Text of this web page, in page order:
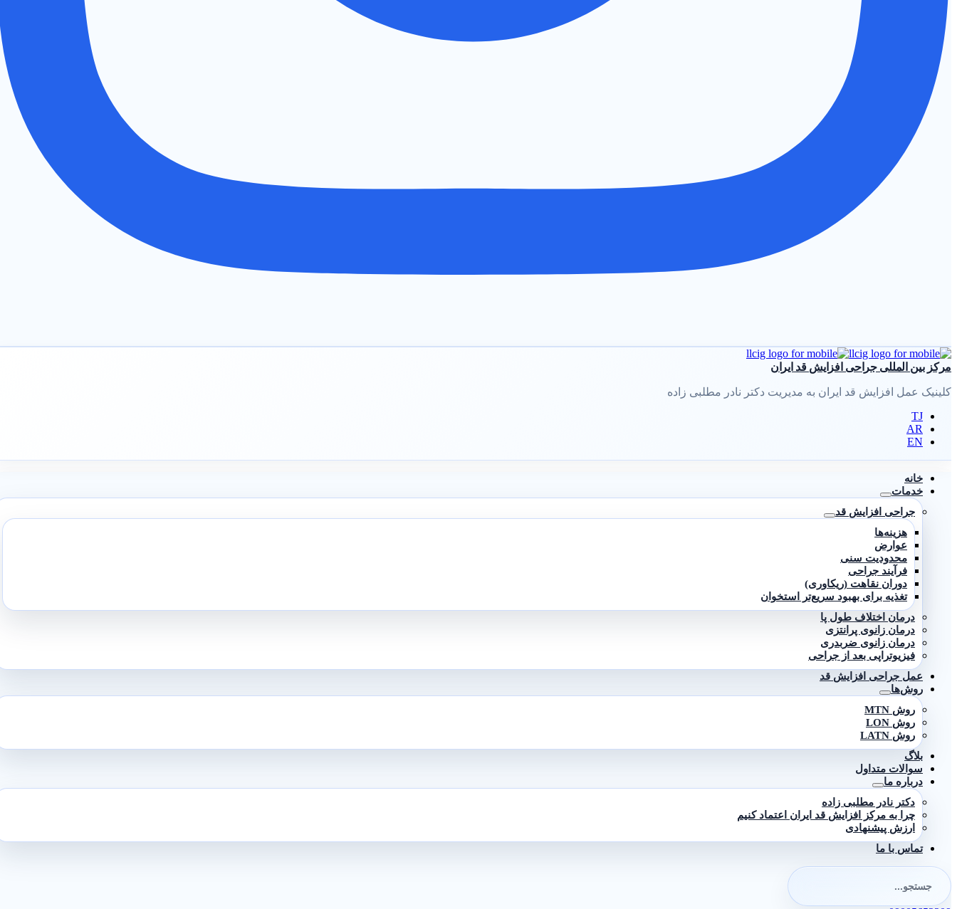
مرکز بین المللی جراحی افزایش قد ایران
کلینیک عمل افزایش قد ایران به مدیریت دکتر نادر مطلبی زاده
TJ
AR
EN
خانه
خدمات
جراحی افزایش قد
هزینه‌ها
عوارض
محدودیت سنی
فرآیند جراحی
دوران نقاهت (ریکاوری)
تغذیه برای بهبود سریع‌تر استخوان
درمان اختلاف طول پا
درمان زانوی پرانتزی
درمان زانوی ضربدری
فیزیوتراپی بعد از جراحی
عمل جراحی افزایش قد
روش‌ها
روش MTN
روش LON
روش LATN
بلاگ
سوالات متداول
درباره ما
دکتر نادر مطلبی زاده
چرا به مرکز افزایش قد ایران اعتماد کنیم
ارزش پیشنهادی
تماس با ما
برای: